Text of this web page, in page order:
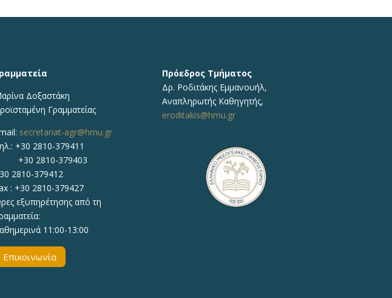
Δοξαστάκη
Γραμματείας
secretariat-agr@hmu.gr
+30 2810-379411
+30 2810-379403
2810-379412
: +30 2810-379427
εξυπηρέτησης από τη
11:00-13:00
Επικοινωνία
Πρόεδρος Τμήματος
Δρ. Ροδιτάκης Εμμανουήλ,
Αναπληρωτής Καθηγητής,
eroditakis@hmu.gr